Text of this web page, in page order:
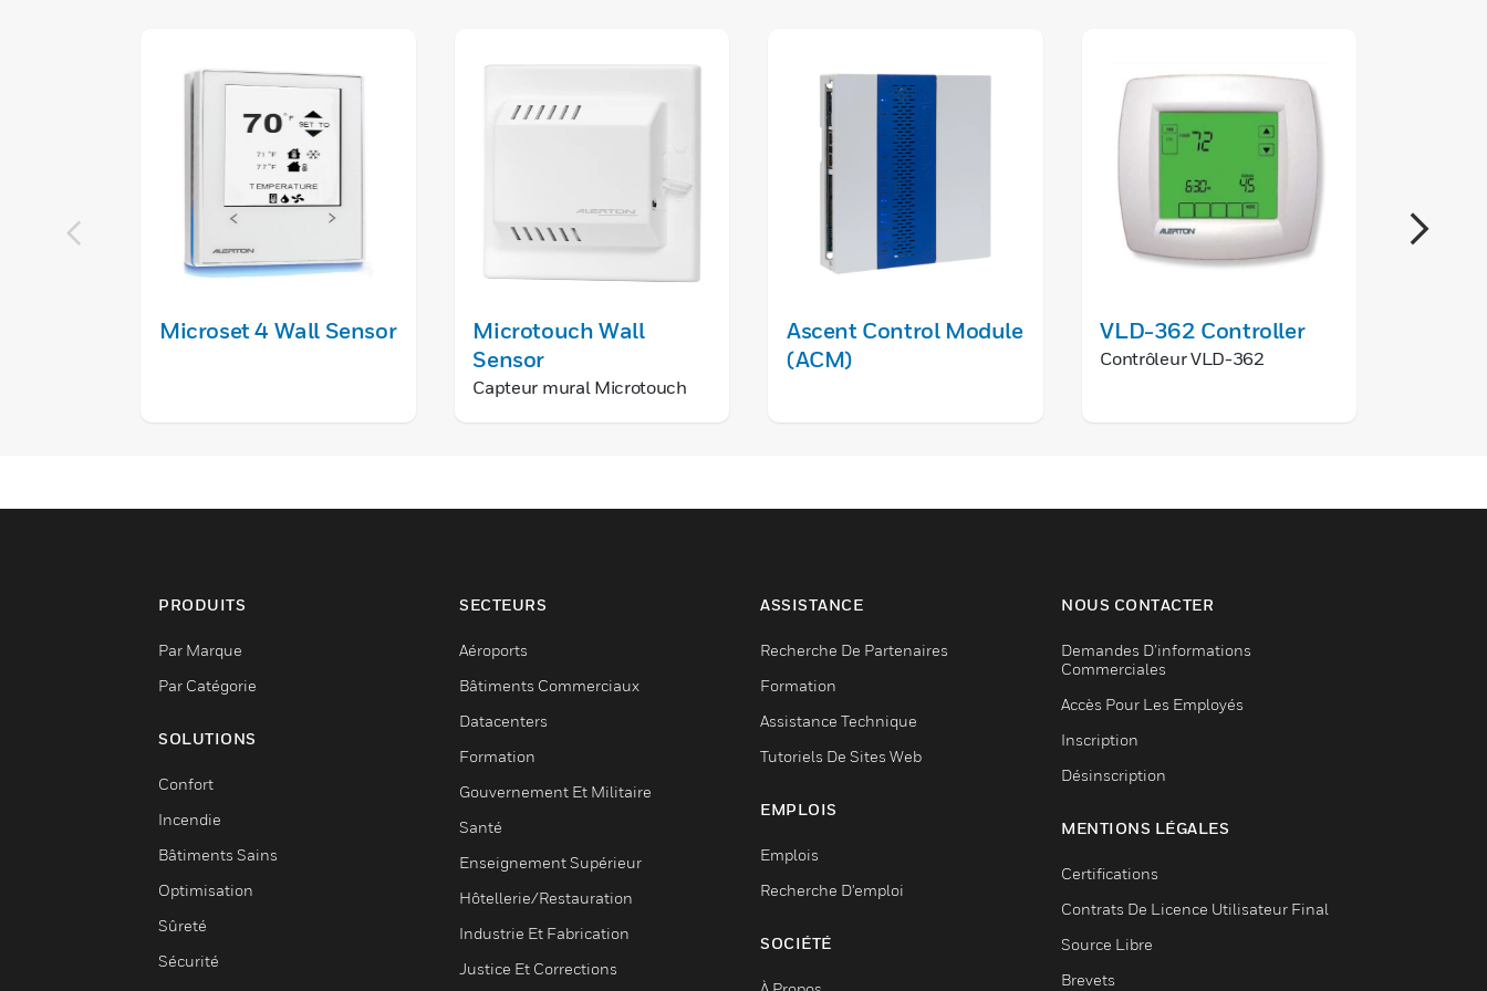
Microset 4 Wall Sensor
Microtouch Wall
Sensor
Capteur mural Microtouch
Ascent Control Module
(ACM)
VLD-362 Controller
Contrôleur VLD-362
PRODUITS
Par Marque
Par Catégorie
SOLUTIONS
Confort
Incendie
Bâtiments Sains
Optimisation
Sûreté
Sécurité
SECTEURS
Aéroports
Bâtiments Commerciaux
Datacenters
Formation
Gouvernement Et Militaire
Santé
Enseignement Supérieur
Hôtellerie/Restauration
Industrie Et Fabrication
Justice Et Corrections
ASSISTANCE
Recherche De Partenaires
Formation
Assistance Technique
Tutoriels De Sites Web
EMPLOIS
Emplois
Recherche D'emploi
SOCIÉTÉ
NOUS CONTACTER
Demandes D’informations
Commerciales
Accès Pour Les Employés
Inscription
Désinscription
MENTIONS LÉGALES
Certifications
Contrats De Licence Utilisateur Final
Source Libre
Brevets